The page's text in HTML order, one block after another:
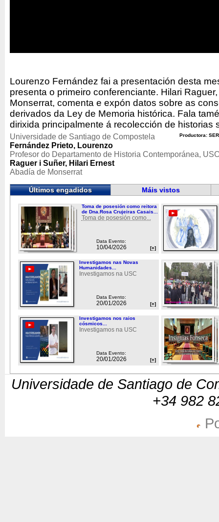
Lourenzo Fernández fai a presentación desta
presenta o primeiro conferenciante. Hilari
Monserrat, comenta e expón datos sobre as
derivados da Ley de Memoria histórica. Fala
dirixida principalmente á recolección de historias
Productora:
Universidade de Santiago de Compostela
Fernández Prieto, Lourenzo
Profesor do Departamento de Historia Contemporánea,
Raguer i Suñer, Hilari Ernest
Abadía de Monserrat
Últimos engadidos Máis vistos
Toma de posesión como reitora
de Dna.Rosa Crujeiras Casais...
Toma de posesión como...
Data Evento:
10/04/2026 [+]
Investigamos nas Novas
Humanidades...
Investigamos na USC
Data Evento:
20/01/2026 [+]
Investigamos nos raios
cósmicos...
Investigamos na USC
Data Evento:
20/01/2026 [+]
Universidade de Santiago de
+34 982